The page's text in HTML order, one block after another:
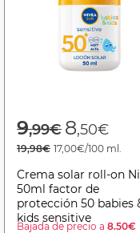
Price
9,99€to
8,50€
19,98€ 17,00€/100 ml.
Crema solar roll-on
50ml factor de
protección 50 babies
kids sensitive
Bajada de precio a 8.50€